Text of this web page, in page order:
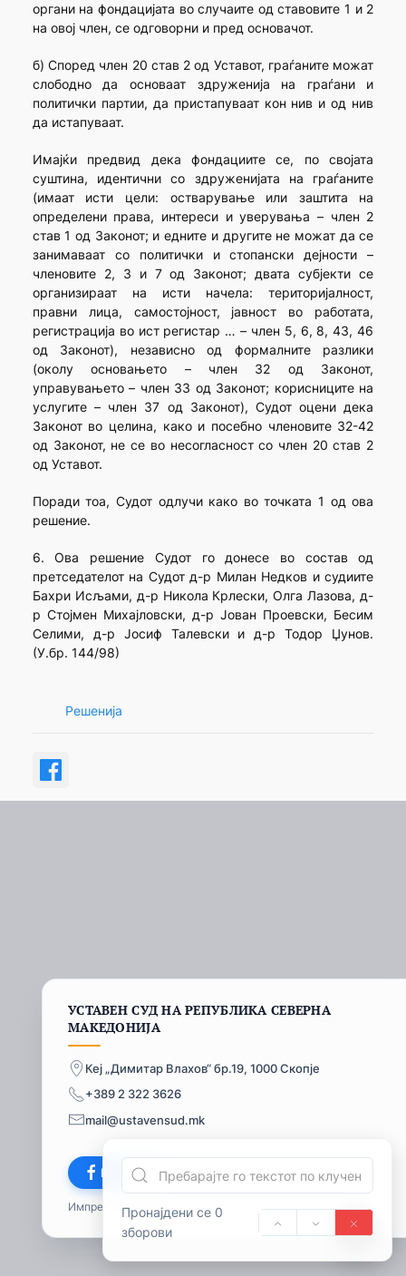
Пронајдени се 0
зборови
органи на фондацијата во случаите од ставовите 1 и 2
на овој член, се одговорни и пред основачот.
б) Според член 20 став 2 од Уставот, граѓаните можат
слободно да основаат здруженија на граѓани и
политички партии, да пристапуваат кон нив и од нив
да истапуваат.
Имајќи предвид дека фондациите се, по својата
суштина, идентични со здруженијата на граѓаните
(имаат исти цели: остварување или заштита на
определени права, интереси и уверувања – член 2
став 1 од Законот; и едните и другите не можат да се
занимаваат со политички и стопански дејности –
членовите 2, 3 и 7 од Законот; двата субјекти се
организираат на исти начела: територијалност,
правни лица, самостојност, јавност во работата,
регистрација во ист регистар … – член 5, 6, 8, 43, 46
од Законот), независно од формалните разлики
(околу основањето – член 32 од Законот,
управувањето – член 33 од Законот; корисниците на
услугите – член 37 од Законот), Судот оцени дека
Законот во целина, како и посебно членовите 32-42
од Законот, не се во несогласност со член 20 став 2
од Уставот.
Поради тоа, Судот одлучи како во точката 1 од ова
решение.
6. Ова решение Судот го донесе во состав од
претседателот на Судот д-р Милан Недков и судиите
Бахри Исљами, д-р Никола Крлески, Олга Лазова, д-
р Стојмен Михајловски, д-р Јован Проевски, Бесим
Селими, д-р Јосиф Талевски и д-р Тодор Џунов.
(У.бр. 144/98)
Решенија
УСТАВЕН СУД НА РЕПУБЛИКА СЕВЕРНА
МАКЕДОНИЈА
Кеј „Димитар Влахов“ бр.19, 1000 Скопје
+389 2 322 3626
mail@ustavensud.mk
Facebook
Импресум© 2026